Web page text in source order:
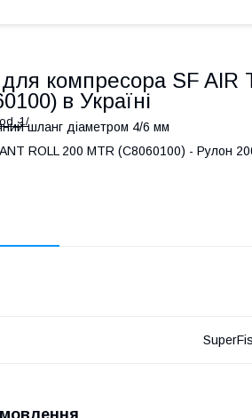
компресора SF AIR
в Україні
шланг діаметром 4/6 мм
ROLL 200 MTR (C8060100) - Рулон